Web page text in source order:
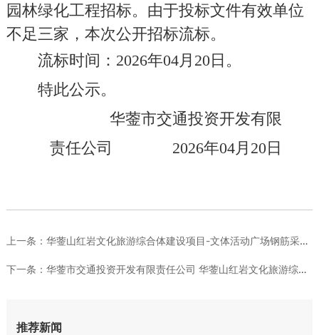
园林绿化工程招标。由于投标文件有效单位
不足三家，本次公开招标流标。
流标时间： 2026年04月 20日。
特此公示。
华蓥市交通投资开发有限
责任公司
2026年04月 20日
上一条： 华蓥山红岩文化旅游综合体建设项目-文体活动广场钢筋采购询价招...
下一条： 华蓥市交通投资开发有限责任公司 华蓥山红岩文化旅游综合体建设...
推荐新闻